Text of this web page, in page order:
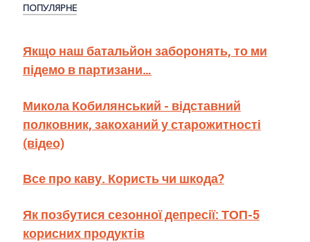
ПОПУЛЯРНЕ
Якщо наш батальйон заборонять, то ми
підемо в партизани…
Микола Кобилянський - відставний
полковник, закоханий у старожитності
(відео)
Все про каву. Користь чи шкода?
Як позбутися сезонної депресії: ТОП-5
корисних продуктів